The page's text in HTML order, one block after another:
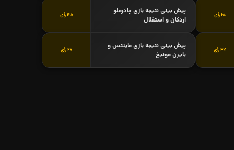
65 رأی
پیش بینی نتیجه بازی چادرملو
اردکان و استقلال
45 رأی
34 رأی
پیش بینی نتیجه بازی ماینتس و
بایرن مونیخ
27 رأی